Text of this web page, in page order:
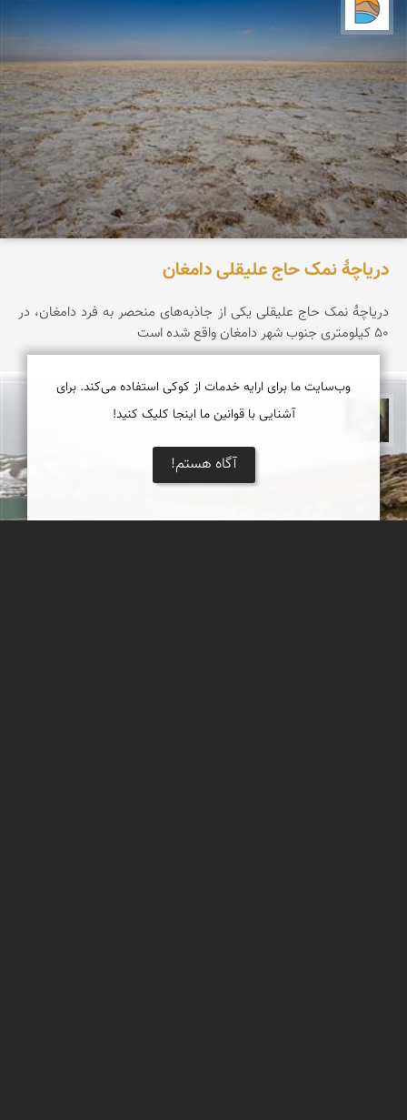
دریاچۀ نمک حاج علیقلی دامغان
دریاچۀ نمک حاج علیقلی یکی از جاذبه‌های منحصر‌ به فرد دامغان، در
۵۰ کیلومتری جنوب شهر دامغان واقع شده است
سپیده اصلان
وب‌سایت ما برای ارایه خدمات از کوکی استفاده می‌کند. برای
آشنایی با قوانین ما اینجا کلیک کنید!
آگاه هستم!